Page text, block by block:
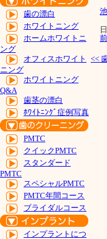
歯の漂白
ホワイトニング
ホームホワイトニ
ング
オフィスホワイト
ニング
ホワイトニング
Q&A
歯茎の漂白
ﾎﾜｲﾄﾆﾝｸﾞ症例写真
PMTC
クイックPMTC
スタンダード
PMTC
スペシャルPMTC
PMTC年間コース
ブライダルコース
インプラントにつ
<<